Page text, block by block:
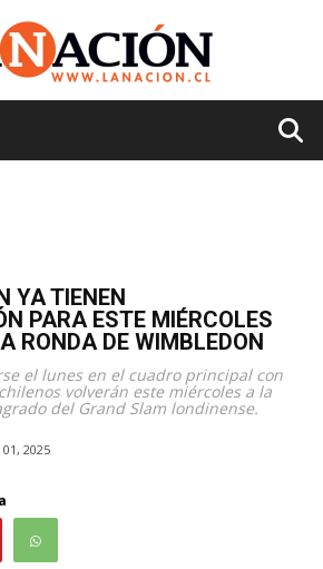
YA TIENEN
PARA ESTE MIÉRCOLES
RONDA DE WIMBLEDON
el lunes en el cuadro principal con
volverán este miércoles a la
del Grand Slam londinense.
01, 2025